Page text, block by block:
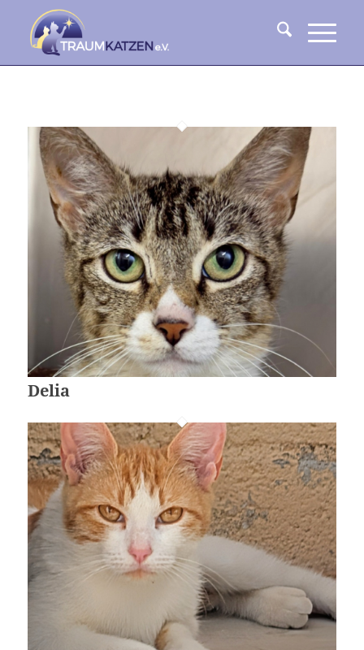
Delia